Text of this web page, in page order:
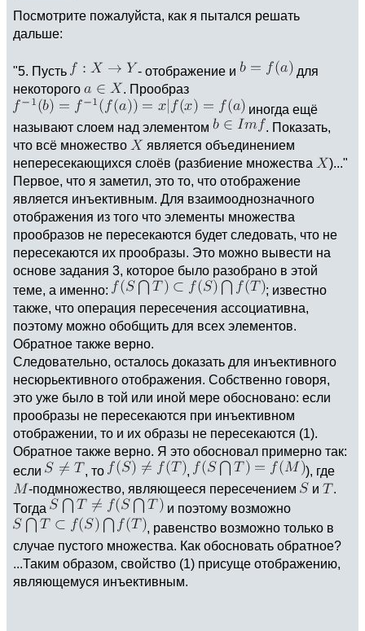
Посмотрите пожалуйста, как я пытался решать
дальше:
"5. Пусть - отображение и
для
некоторого
. Прообраз
иногда ещё
называют слоем над элементом
. Показать,
что всё множество
является объединением
непересекающихся слоёв (разбиение множества
)..."
Первое, что я заметил, это то, что отображение
является инъективным. Для взаимооднозначного
отображения из того что элементы множества
прообразов не пересекаются будет следовать, что не
пересекаются их прообразы. Это можно вывести на
основе задания 3, которое было разобрано в этой
теме, а именно:
; известно
также, что операция пересечения ассоциативна,
поэтому можно обобщить для всех элементов.
Обратное также верно.
Следовательно, осталось доказать для инъективного
несюрьективного отображения. Собственно говоря,
это уже было в той или иной мере обосновано: если
прообразы не пересекаются при инъективном
отображении, то и их образы не пересекаются (1).
Обратное также верно. Я это обосновал примерно так:
если
, то ,
), где
-подмножество, являющееся пересечением
и
.
Тогда
и поэтому возможно
, равенство возможно только в
случае пустого множества. Как обосновать обратное?
...Таким образом, свойство (1) присуще отображению,
являющемуся инъективным.